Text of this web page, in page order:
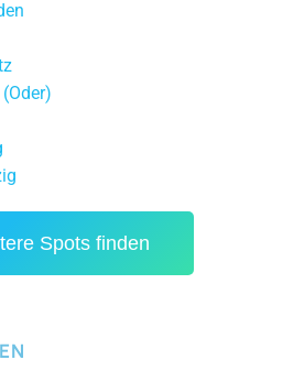
Spots finden